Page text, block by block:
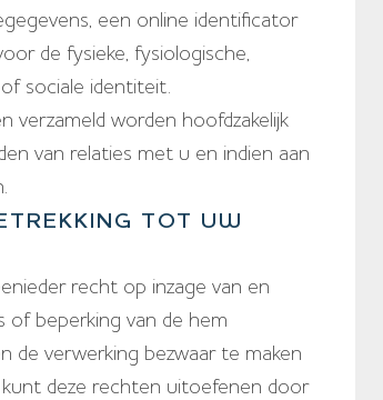
een online identificator
de fysieke, fysiologische,
sociale identiteit.
verzameld worden hoofdzakelijk
van relaties met u en indien aan
TOT UW
recht op inzage van en
of beperking van de hem
de verwerking bezwaar te maken
deze rechten uitoefenen door